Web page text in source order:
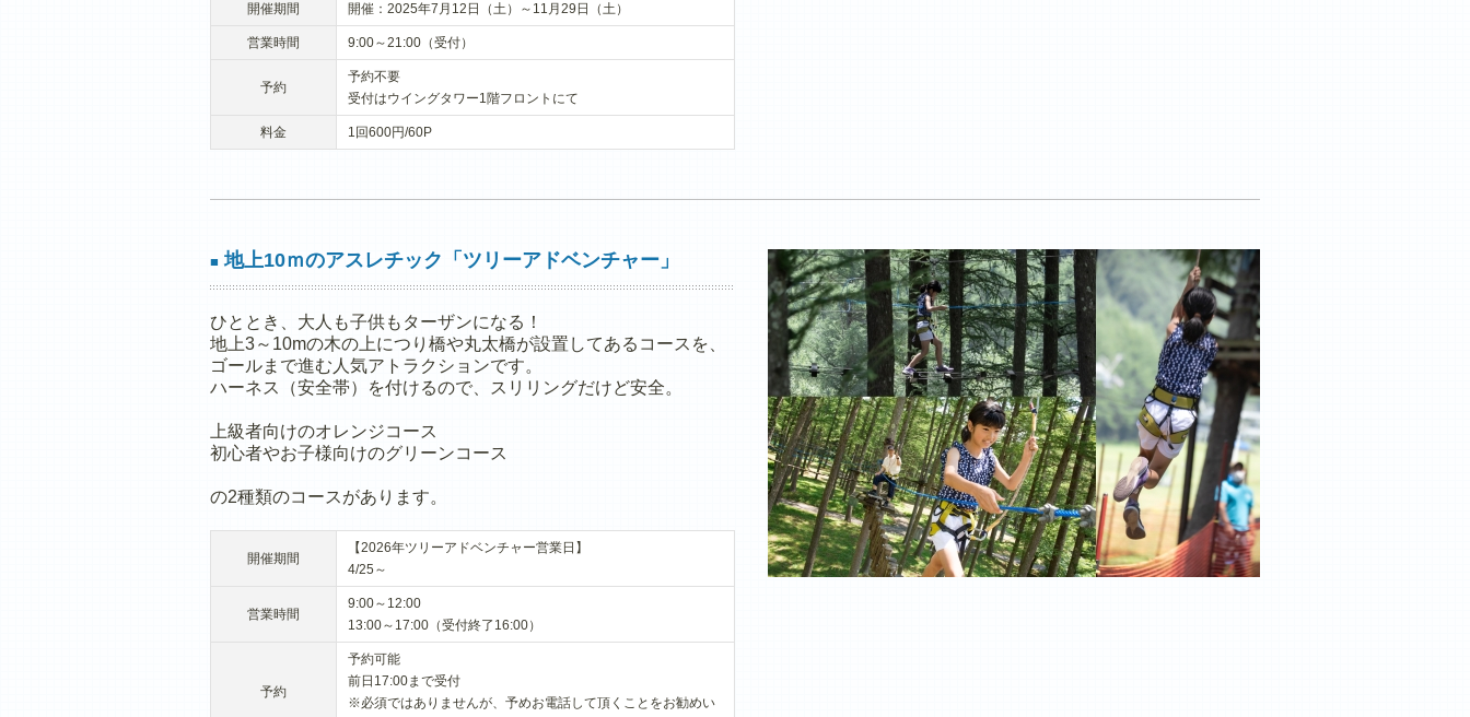
開催期間 開催：2025年7月12日（土）～11月29日（土）
営業時間 9:00～21:00（受付）
予約
予約不要
受付はウイングタワー1階フロントにて
料金 1回600円/60P
■ 地上10ｍのアスレチック「ツリーアドベンチャー」
ひととき、大人も子供もターザンになる！
地上3～10mの木の上につり橋や丸太橋が設置してあるコースを、
ゴールまで進む人気アトラクションです。
ハーネス（安全帯）を付けるので、スリリングだけど安全。
上級者向けのオレンジコース
初心者やお子様向けのグリーンコース
の2種類のコースがあります。
開催期間
【2026年ツリーアドベンチャー営業日】
4/25～
営業時間
9:00～12:00
13:00～17:00（受付終了16:00）
予約
予約可能
前日17:00まで受付
※必須ではありませんが、予めお電話して頂くことをお勧めい